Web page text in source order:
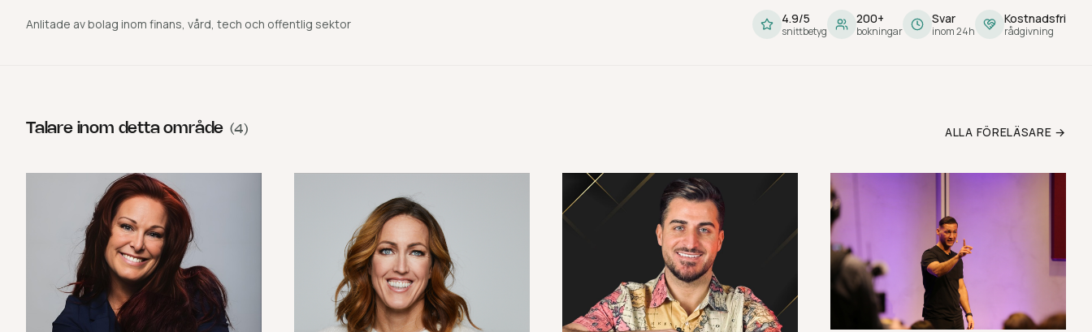
Anlitade av bolag inom finans, vård, tech och offentlig sektor 4.9/5
snittbetyg
200+
bokningar
Svar
inom 24h
Kostnadsfri
rådgivning
Talare inom detta område (4 ) ALLA FÖRELÄSARE →